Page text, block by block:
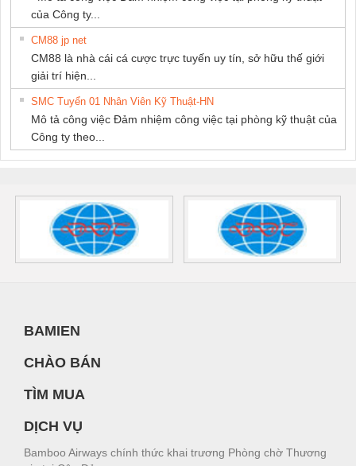
của Công ty...
CM88 jp net
CM88 là nhà cái cá cược trực tuyến uy tín, sở hữu thế giới
giải trí hiện...
SMC Tuyển 01 Nhân Viên Kỹ Thuật-HN
Mô tả công việc Đảm nhiệm công việc tại phòng kỹ thuật của
Công ty theo...
BAMIEN
CHÀO BÁN
TÌM MUA
DỊCH VỤ
Bamboo Airways chính thức khai trương Phòng chờ Thương